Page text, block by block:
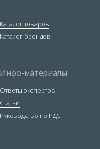
Каталог товаров
Каталог брендов
Инфо-материалы
Ответы экспертов
Статьи
Руководство по РДС